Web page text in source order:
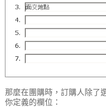
那麼在團購時，訂購人除了
你定義的欄位：